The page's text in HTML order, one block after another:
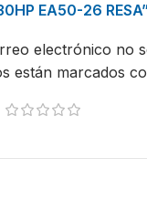
EA50-26
electrónico no
están marcados